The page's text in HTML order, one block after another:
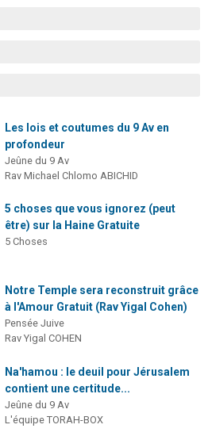
Les lois et coutumes du 9 Av en
profondeur
Jeûne du 9 Av
Rav Michael Chlomo ABICHID
5 choses que vous ignorez (peut
être) sur la Haine Gratuite
5 Choses
Notre Temple sera reconstruit grâce
à l'Amour Gratuit (Rav Yigal Cohen)
Pensée Juive
Rav Yigal COHEN
Na'hamou : le deuil pour Jérusalem
contient une certitude...
Jeûne du 9 Av
L'équipe TORAH-BOX